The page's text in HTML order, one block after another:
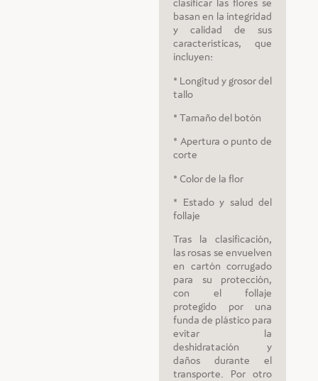
clasificar las flores se
basan en la integridad
y calidad de sus
características, que
incluyen:
* Longitud y grosor del
tallo
* Tamaño del botón
* Apertura o punto de
corte
* Color de la flor
* Estado y salud del
follaje
Tras la clasificación,
las rosas se envuelven
en cartón corrugado
para su protección,
con el follaje
protegido por una
funda de plástico para
evitar la
deshidratación y
daños durante el
transporte. Por otro